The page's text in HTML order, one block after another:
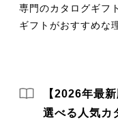
専門のカタログギフ
ギフトがおすすめな
【2026年最
選べる人気カ